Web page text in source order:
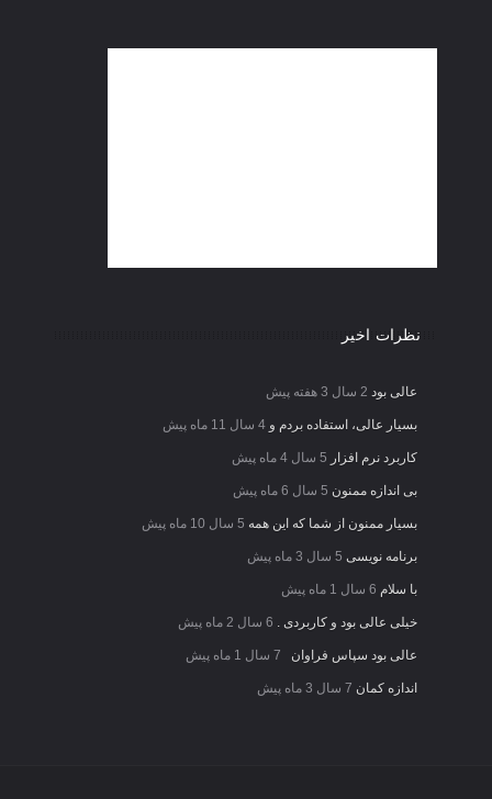
نظرات اخیر
عالی بود 2 سال 3 هفته پیش
بسیار عالی، استفاده بردم و 4 سال 11 ماه پیش
کاربرد نرم افزار 5 سال 4 ماه پیش
بی اندازه ممنون 5 سال 6 ماه پیش
بسیار ممنون از شما که این همه 5 سال 10 ماه پیش
برنامه نویسی 5 سال 3 ماه پیش
با سلام 6 سال 1 ماه پیش
خیلی عالی بود و کاربردی . 6 سال 2 ماه پیش
عالی بود سپاس فراوان 7 سال 1 ماه پیش
اندازه کمان 7 سال 3 ماه پیش